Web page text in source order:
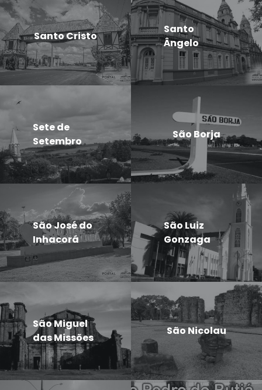
Santo Cristo
Santo
Ângelo
Sete de
Setembro
São Borja
São José do
Inhacorá
São Luiz
Gonzaga
São Miguel
das Missões
São Nicolau